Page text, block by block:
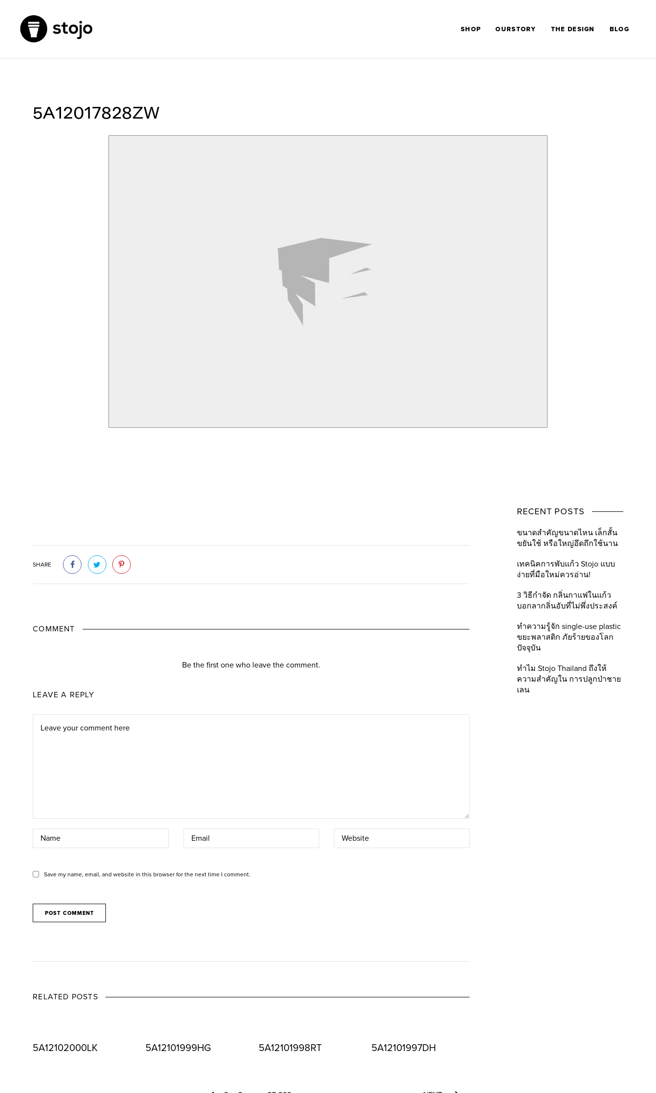
SHOP OURSTORY THE DESIGN BLOG
5A12017828ZW
SHARE
COMMENT
Be the first one who leave the comment.
LEAVE A REPLY
Save my name, email, and website in this browser for the next time I comment.
RELATED POSTS
5A12102000LK 5A12101999HG 5A12101998RT 5A12101997DH
RECENT POSTS
ขนาดสำคัญขนาดไหน เล็กสั้น
ขยันใช้ หรือใหญ่อึดถึกใช้นาน
เทคนิคการพับแก้ว Stojo แบบ
ง่ายที่มือใหม่ควรอ่าน!
3 วิธีกำจัด กลิ่นกาแฟในแก้ว
บอกลากลิ่นอับที่ไม่พึ่งประสงค์
ทำความรู้จัก single-use plastic
ขยะพลาสติก ภัยร้ายของโลก
ปัจจุบัน
ทำไม Stojo Thailand ถึงให้
ความสำคัญใน การปลูกป่าชาย
เลน